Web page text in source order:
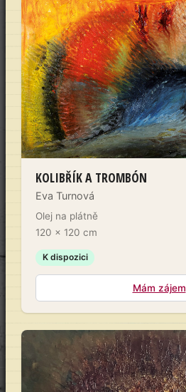
KOLIBŘÍK A TROMBÓN
Eva Turnová
Olej na plátně
120 × 120 cm
K dispozici
Mám zájem